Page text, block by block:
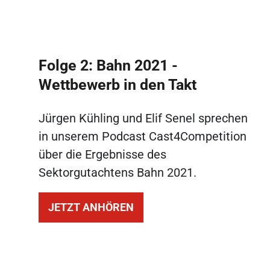
Folge 2: Bahn 2021 -
Wettbewerb in den Takt
Jürgen Kühling und Elif Senel sprechen
in unserem Podcast Cast4Competition
über die Ergebnisse des
Sektorgutachtens Bahn 2021.
JETZT ANHÖREN